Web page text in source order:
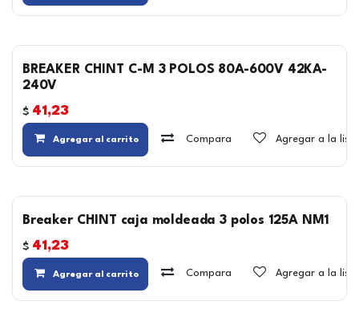
BREAKER CHINT C-M 3 POLOS 80A-600V 42KA-
240V
$ 41,23
Agregar al carrito Compara Agregar a la
Breaker CHINT caja moldeada 3 polos 125A NM1
$ 41,23
Agregar al carrito Compara Agregar a la